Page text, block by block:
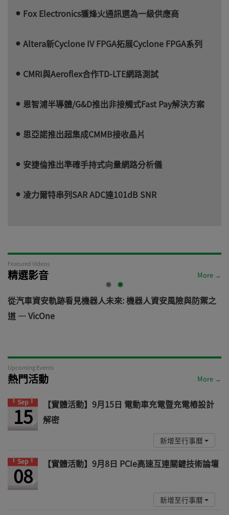
Fox Electronics獲烽火通訊選為一級供應商
Altera新Cyclone IV FPGA拓展Cyclone FPGA系列
CMRI與Aeroflex合作TD-LTE網路測試
恩智浦半導體/G&D推出非接觸式Fast Pay解決方案
思亞諾推出超集成CMMB接收晶片
安捷倫推出準確手持式向量網路分析儀
凌力爾特串列SAR ADC達101dB SNR
Featured Videos
精選影音 More →
從汽車資安軌跡看見機器人未來: 機器人資安風險與防禦之
道 — VicOne
Upcoming Events
熱門活動 More →
Sep
15
【實體活動】9月15日 電動車充電暨充電樁設計
解密
新增至行事曆
Sep
08 【實體活動】9月8日 PCIe高速互連關鍵技術論壇
新增至行事曆